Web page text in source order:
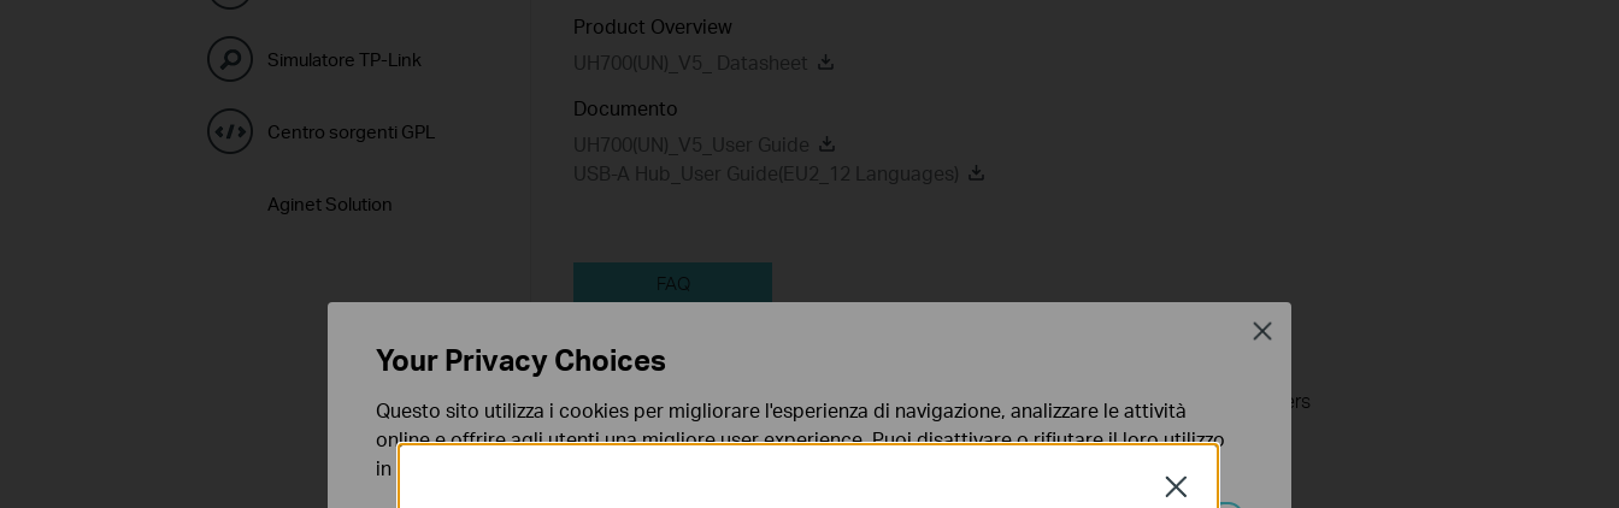
Simulatore TP-Link
Centro sorgenti GPL
Aginet Solution
Product Overview
UH700(UN)_V5_ Datasheet
Documento
UH700(UN)_V5_User Guide
USB-A Hub_User Guide(EU2_12 Languages)
FAQ
Feature Filter: Tutto
Q&A of functional explanation or specification parameters
Tapo Others
User Application Requirement
Close
Your Privacy Choices
Questo sito utilizza i cookies per migliorare l'esperienza di navigazione, analizzare le attività
online e offrire agli utenti una migliore user experience. Puoi disattivare o rifiutare il loro utilizzo
in qualunque momento. Per maggiori informazioni consulta la nostra
Close